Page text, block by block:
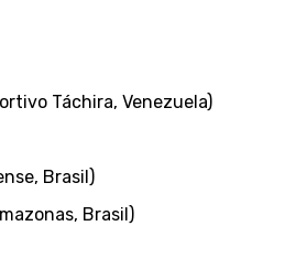
Táchira, Venezuela)
Brasil)
Brasil)